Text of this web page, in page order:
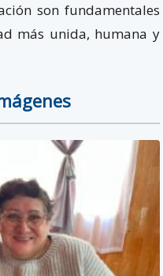
son fundamentales
más unida, humana y